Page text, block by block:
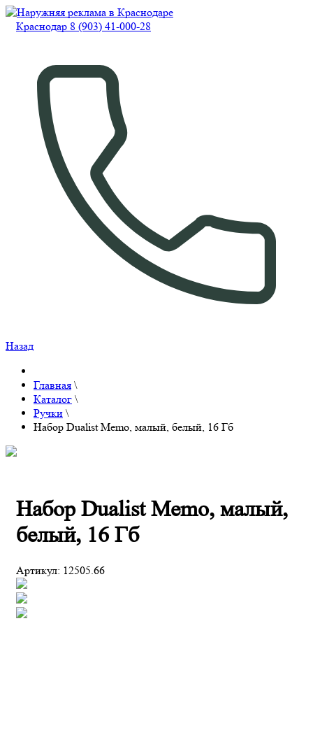
Краснодар 8 (903) 41-000-28
Назад
Главная \
Каталог \
Ручки \
Набор Dualist Memo, малый, белый, 16 Гб
Набор Dualist Memo, малый,
белый, 16 Гб
Артикул: 12505.66